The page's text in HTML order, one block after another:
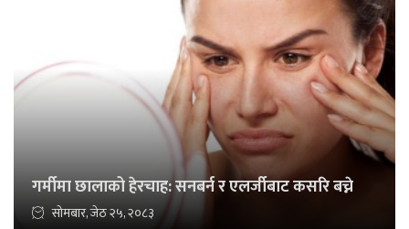
गर्मीमा छालाको हेरचाह: सनबर्न र एलर्जीबाट कसरि बच्ने
सोमबार, जेठ २५, २०८३